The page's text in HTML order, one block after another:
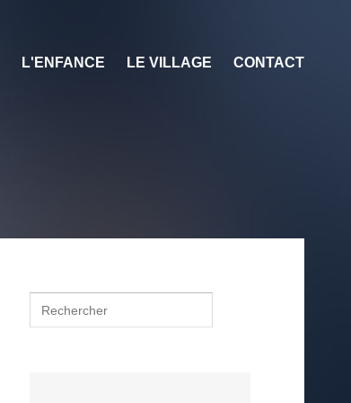
L'ENFANCE LE VILLAGE CONTACT